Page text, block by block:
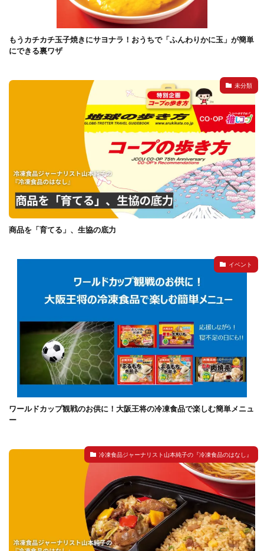
もうカチカチ玉子焼きにサヨナラ！おうちで「ふんわりかに玉」が簡単
にできる裏ワザ
未分類
商品を「育てる」、生協の底力
イベント
ワールドカップ観戦のお供に！大阪王将の冷凍食品で楽しむ簡単メニュ
ー
冷凍食品ジャーナリスト山本純子の『冷凍食品のはなし』